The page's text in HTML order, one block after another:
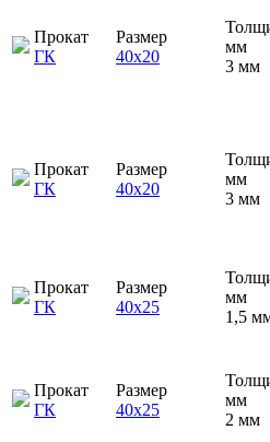
Прокат
ГК
Размер
40х20
мм
3 мм
Прокат
ГК
Размер
40х20
мм
3 мм
Прокат
ГК
Размер
40х25
мм
1,5
Прокат
ГК
Размер
40х25
мм
2 мм